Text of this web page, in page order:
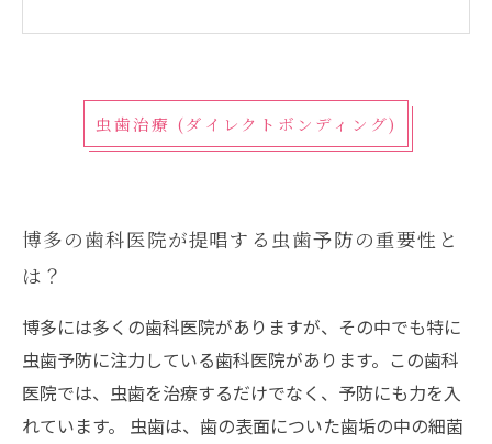
虫歯治療 (ダイレクトボンディング)
博多の歯科医院が提唱する虫歯予防の重要性と
は？
博多には多くの歯科医院がありますが、その中でも特に
虫歯予防に注力している歯科医院があります。この歯科
医院では、虫歯を治療するだけでなく、予防にも力を入
れています。 虫歯は、歯の表面についた歯垢の中の細菌